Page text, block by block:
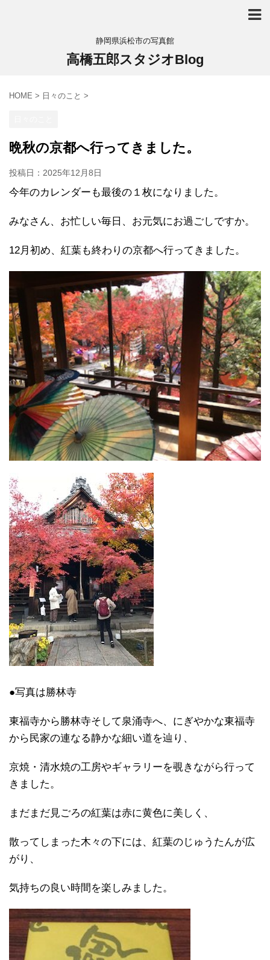
静岡県浜松市の写真館
高橋五郎スタジオBlog
HOME > 日々のこと >
晩秋の京都へ行ってきました。
投稿日： 2025年12月8日
今年のカレンダーも最後の１枚になりました。
みなさん、お忙しい毎日、お元気にお過ごしですか。
12月初め、紅葉も終わりの京都へ行ってきました。
●写真は勝林寺
東福寺から勝林寺そして泉涌寺へ、にぎやかな東福寺
から民家の連なる静かな細い道を辿り、
京焼・清水焼の工房やギャラリーを覗きながら行って
きました。
まだまだ見ごろの紅葉は赤に黄色に美しく、
散ってしまった木々の下には、紅葉のじゅうたんが広
がり、
気持ちの良い時間を楽しみました。